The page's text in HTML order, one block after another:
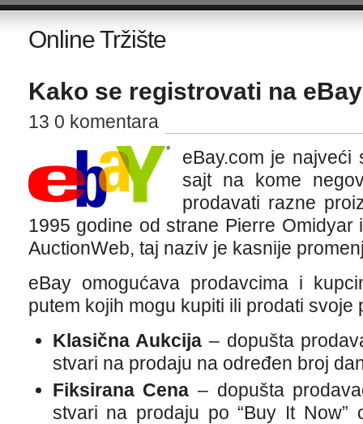
Online Tržište
Kako se registrovati na eBay
13 0 komentara
eBay.com je najveći
sajt na kome
prodavati razne
1995 godine od strane Pierre
AuctionWeb, taj naziv je kasnije
eBay omogućava prodavcima i
putem kojih mogu kupiti ili prodati svoje
Klasična Aukcija – dopušta
stvari na prodaju na određen broj
Fiksirana Cena – dopušta
stvari na prodaju po “Buy It Now”